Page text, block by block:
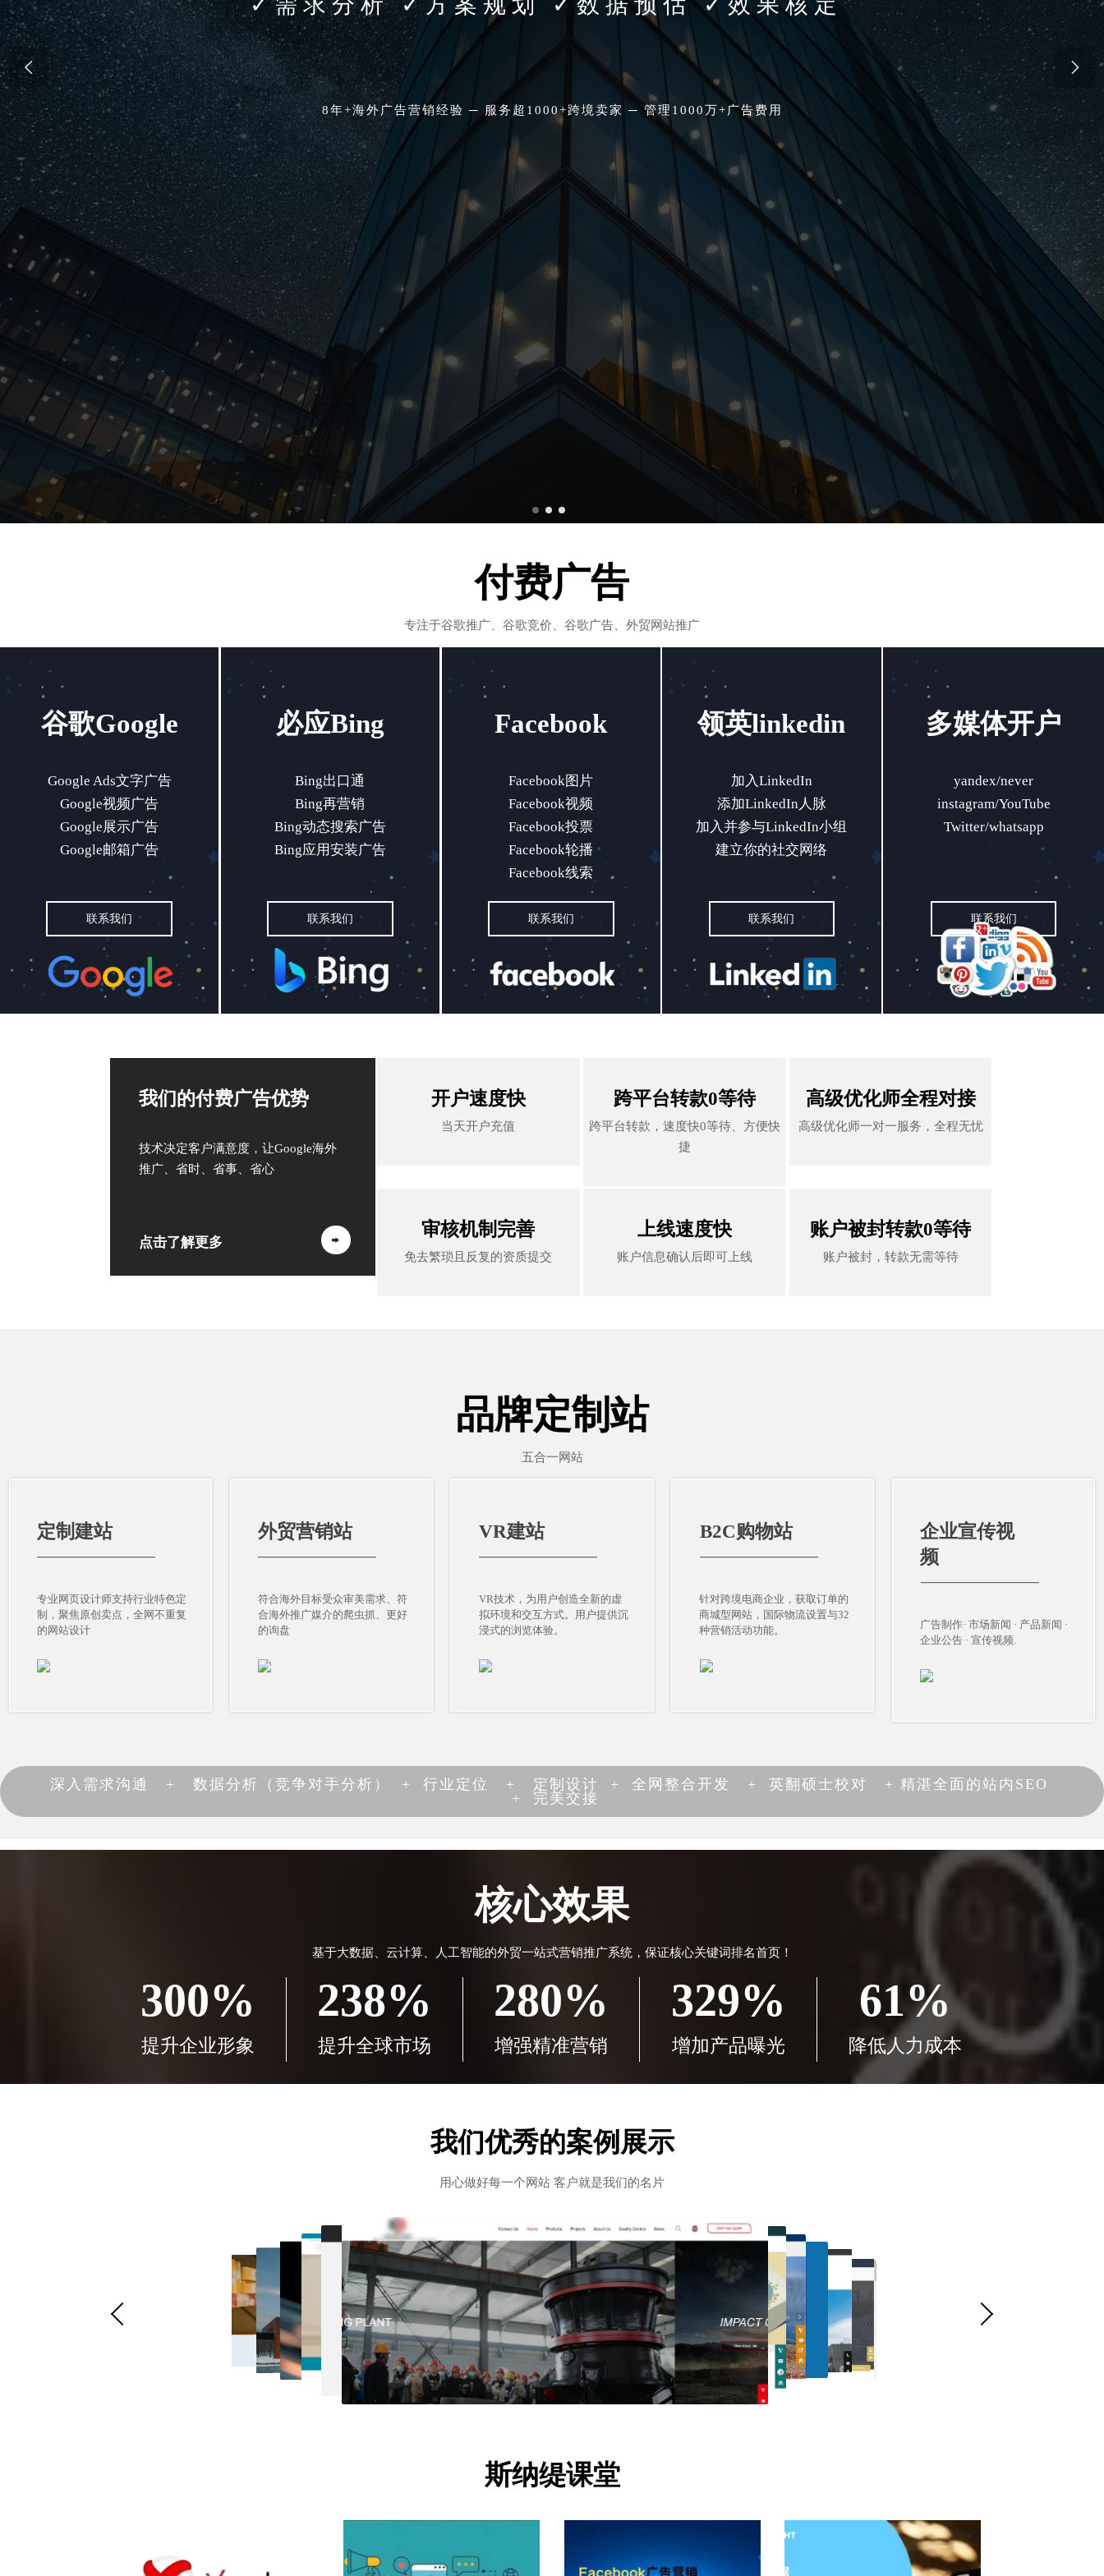
8年+海外广告营销经验 ─ 服务超1000+跨境卖家 ─ 管理1000万+广告费用
 
付费广告
专注于谷歌推广、谷歌竞价、谷歌广告、外贸网站推广
谷歌Google
Google Ads文字广告
Google视频广告
Google展示广告
Google邮箱广告
联系我们
谷歌Google
Google Ads文字广告
Google视频广告
Google展示广告
Google邮箱广告
联系我们
必应Bing
Bing出口通
Bing再营销
Bing动态搜索广告
Bing应用安装广告
联系我们
必应Bing
Bing出口通
Bing再营销
Bing动态搜索广告
Bing应用安装广告
联系我们
Facebook
Facebook图片
Facebook视频
Facebook投票
Facebook轮播
Facebook线索
联系我们
Facebook
Facebook图片广告
Facebook视频广告
Facebook投票广告
Facebook轮播广告
Facebook线索广告
联系我们
领英linkedin
加入LinkedIn
添加LinkedIn人脉
加入并参与LinkedIn小组
建立你的社交网络
联系我们
领英linkedin
加入LinkedIn
添加LinkedIn人脉
加入并参与LinkedIn小组
建立你的社交网络
联系我们
多媒体开户
yandex/never
instagram/YouTube
Twitter/whatsapp
联系我们
多媒体开户
yandex/never
instagram/YouTube
Twitter/whatsapp
联系我们
我们的付费广告优势
技术决定客户满意度，让Google海外
推广、省时、省事、省心
点击了解更多 
开户速度快
当天开户充值
开户速度快
当天开户充值
跨平台转款0等待
跨平台转款，速度快0等待、方便快
捷
跨平台转款0等待
跨平台转款，速度快0等待、方便快
捷
高级优化师全程对接
高级优化师一对一服务，全程无忧
高级优化师全程对接
高级优化师一对一服务，全程无忧
审核机制完善
免去繁琐且反复的资质提交
审核机制完善
免去繁琐且反复的资质提交
上线速度快
账户信息确认后即可上线
上线速度快
账户信息确认后即可上线
账户被封转款0等待
账户被封，转款无需等待
账户被封转款0等待
账户被封，转款无需等待
品牌定制站
五合一网站
定制建站
————————————
专业网页设计师支持行业特色定
制，聚焦原创卖点，全网不重复
的网站设计
定制建站
————————————
专业网页设计师支持行业特色定
制，聚焦原创卖点，全网不重复
的网站设计
外贸营销站
————————————
符合海外目标受众审美需求、符
合海外推广媒介的爬虫抓、更好
的询盘
外贸营销站
————————————
符合海外目标受众审美需求、符
合海外推广媒介的爬虫抓、更好
的询盘
VR建站
————————————
VR技术，为用户创造全新的虚
拟环境和交互方式。用户提供沉
浸式的浏览体验。
VR建站
————————————
VR技术，为用户创造全新的虚
拟环境和交互方式。用户提供沉
浸式的浏览体验。
B2C购物站
————————————
针对跨境电商企业，获取订单的
商城型网站，国际物流设置与32
种营销活动功能。
B2C购物站
————————————
针对跨境电商企业，获取订单的
商城型网站，国际物流设置与32
种营销活动功能。
企业宣传视
频
————————————
广告制作· 市场新闻 · 产品新闻 ·
企业公告 · 宣传视频.
企业宣传视
频
————————————
广告制作· 市场新闻 · 产品新闻 ·
企业公告 · 宣传视频.
深入需求沟通 + 数据分析（竞争对手分析） + 行业定位 + 定制设计 + 全网整合开发 + 英翻硕士校对 + 精湛全面的站内SEO
+ 完美交接
核心效果
基于大数据、云计算、人工智能的外贸一站式营销推广系统，保证核心关键词排名首页！
300%
提升企业形象
238%
提升全球市场
280%
增强精准营销
329%
增加产品曝光
61%
降低人力成本
我们优秀的案例展示
用心做好每一个网站 客户就是我们的名片
斯纳缇课堂